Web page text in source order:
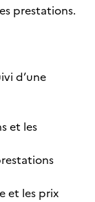
prestations.
d’une
et les
et les prix